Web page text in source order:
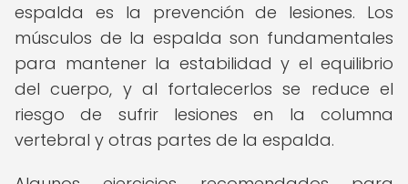
espalda es la prevención de lesiones. Los
músculos de la espalda son fundamentales
para mantener la estabilidad y el equilibrio
del cuerpo, y al fortalecerlos se reduce el
riesgo de sufrir lesiones en la columna
vertebral y otras partes de la espalda.